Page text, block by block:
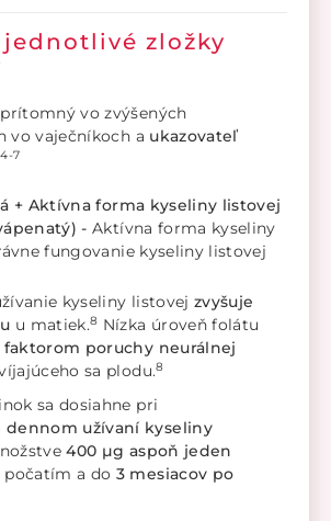
jednotlivé zložky
prítomný vo zvýšených
vo vaječníkoch a ukazovateľ
4-7
+ Aktívna forma kyseliny listovej
-Aktívna forma kyseliny
fungovanie kyseliny listovej
kyseliny listovej zvyšuje
u matiek.8 Nízka úroveň folátu
poruchy neurálnej
sa plodu.8
sa dosiahne pri
dennom užívaní kyseliny
400 µg aspoň jeden
počatím a do 3 mesiacov po